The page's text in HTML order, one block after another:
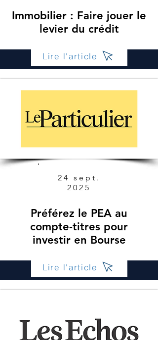
Immobilier : Faire jouer le
levier du crédit
Lire l'article
24 sept.
2025
Préférez le PEA au
compte-titres pour
investir en Bourse
Lire l'article